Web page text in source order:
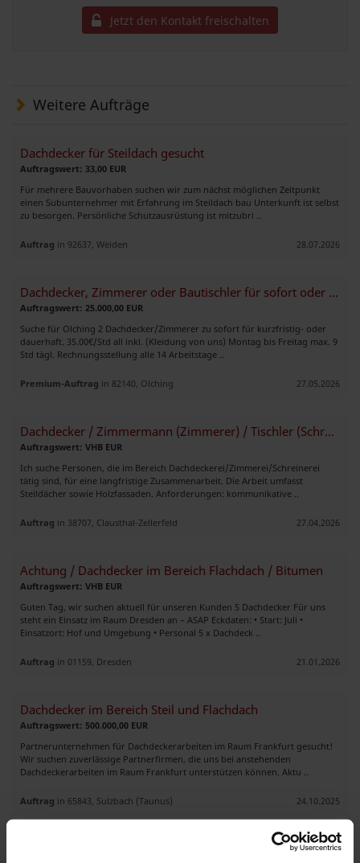
Jetzt den Kontakt freischalten
Weitere Aufträge
Dachdecker für Steildach gesucht
Auftragswert: 33,00 EUR
Für mehrere Bauvorhaben suchen wir zum nächst möglichen Zeitpunkt
einen Subunternehmer mit Erfahrung im Steildach bau Unterkunft ist selbst
zu besorgen. Persönliche Schutzausrüstung ist mitzubri ..
Auftrag in 92637, Weiden 28.07.2026
Dachdecker, Zimmerer oder Bautischler für sofort oder später
Auftragswert: 25.000,00 EUR
Suche für Olching 2 Dachdecker/Zimmerer zu sofort für kurzfristig- oder
dauerhaft. 35.00€/Std all inkl. (Kleidung von uns) Montag bis Freitag max. 9
Std tägl. Rechnungsstellung alle 14 Arbeitstage ..
Premium-Auftrag in 82140, Olching 27.05.2026
Dachdecker / Zimmermann (Zimmerer) / Tischler (Schreiner)
Auftragswert: VHB EUR
Ich suche Personen, die im Bereich Dachdeckerei/Zimmerei/Schreinerei
tätig sind, für eine langfristige Zusammenarbeit. Die Arbeit umfasst
Steildächer sowie Holzfassaden. Anforderungen: kommunikative ..
Auftrag in 38707, Clausthal-Zellerfeld 27.04.2026
Achtung / Dachdecker im Bereich Flachdach / Bitumen
Auftragswert: VHB EUR
Guten Tag, wir suchen aktuell für unseren Kunden 5 Dachdecker Für uns
steht ein Einsatz im Raum Dresden an – ASAP Eckdaten: • Start: Juli •
Einsatzort: Hof und Umgebung • Personal 5 x Dachdeck ..
Auftrag in 01159, Dresden 21.01.2026
Dachdecker im Bereich Steil und Flachdach
Auftragswert: 500.000,00 EUR
Partnerunternehmen für Dachdeckerarbeiten im Raum Frankfurt gesucht!
Wir suchen zuverlässige Partnerfirmen, die uns bei anstehenden
Dachdeckerarbeiten im Raum Frankfurt unterstützen können. Aktu ..
Auftrag in 65843, Sulzbach (Taunus) 24.10.2025